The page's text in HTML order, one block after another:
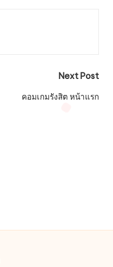
Next Post
คอมเกมรังสิต หน้าแรก